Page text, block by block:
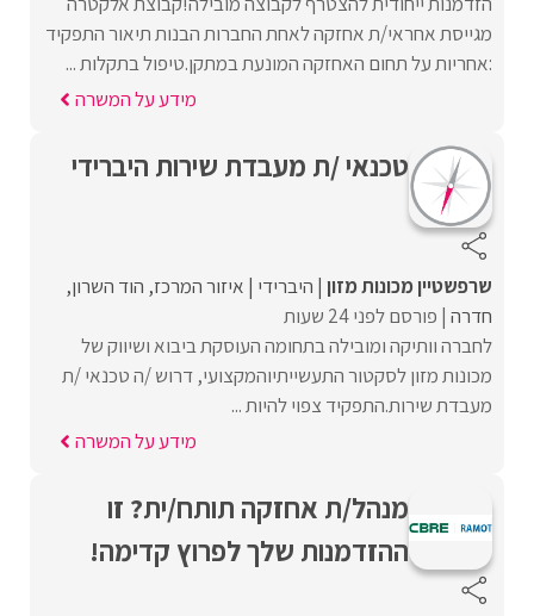
מגייסת אחראי/ת אחזקה לאחת החברות הבנות תיאור התפקיד
:אחריות על תחום האחזקה המונעת במתקן.טיפול בתקלות ...
מידע על המשרה
טכנאי /ת מעבדת שירות היברידי
שרפשטיין מכונות מזון היברידי איזור המרכז הוד השרון
חדרה פורסם לפני 24 שעות
לחברה וותיקה ומובילה בתחומה העוסקת ביבוא ושיווק של
מכונות מזון לסקטור התעשייתיוהמקצועי, דרוש /ה טכנאי /ת
מעבדת שירות.התפקיד צפוי להיות ...
מידע על המשרה
מנהל/ת אחזקה תותח/ית? זו
ההזדמנות שלך לפרוץ קדימה!